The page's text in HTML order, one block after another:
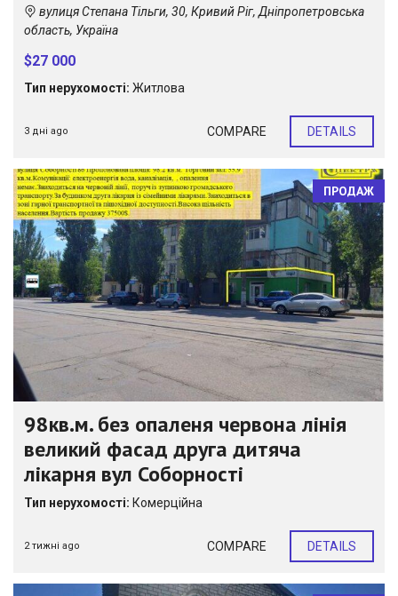
вулиця Степана Тільги, 30, Кривий Ріг, Дніпропетровська
область, Україна
$27 000
Тип нерухомості: Житлова
3 дні ago COMPARE DETAILS
ПРОДАЖ
98кв.м. без опаленя червона лінія
великий фасад друга дитяча
лікарня вул Соборності
Тип нерухомості: Комерційна
2 тижні ago COMPARE DETAILS